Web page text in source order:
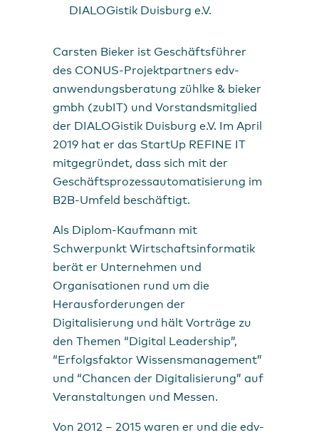
DIALOGistik Duisburg e.V.
Carsten Bieker ist Geschäftsführer
des CONUS-Projektpartners edv-
anwendungsberatung zühlke & bieker
gmbh (zubIT) und Vorstandsmitglied
der DIALOGistik Duisburg e.V. Im April
2019 hat er das StartUp REFINE IT
mitgegründet, dass sich mit der
Geschäftsprozessautomatisierung im
B2B-Umfeld beschäftigt.
Als Diplom-Kaufmann mit
Schwerpunkt Wirtschaftsinformatik
berät er Unternehmen und
Organisationen rund um die
Herausforderungen der
Digitalisierung und hält Vorträge zu
den Themen “Digital Leadership”,
“Erfolgsfaktor Wissensmanagement”
und “Chancen der Digitalisierung” auf
Veranstaltungen und Messen.
Von 2012 – 2015 waren er und die edv-